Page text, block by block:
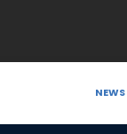
NEWS